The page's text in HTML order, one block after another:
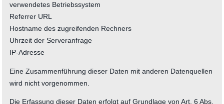
verwendetes Betriebssystem
Referrer URL
Hostname des zugreifenden Rechners
Uhrzeit der Serveranfrage
IP-Adresse
Eine Zusammenführung dieser Daten mit anderen Datenquellen
wird nicht vorgenommen.
Die Erfassung dieser Daten erfolgt auf Grundlage von Art. 6 Abs.